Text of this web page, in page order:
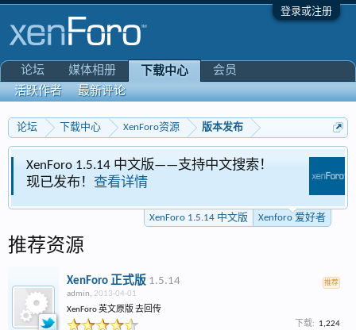
登录或注册
论坛 下载中心 XenForo资源 版本发布
中文版——支持中文搜索！
查看详情
XenForo 1.5.14 中文版 Xenforo 爱好者
推荐资源
推荐
XenForo 正式版 1.5.14
admin, 2013-04-01
XenForo 英文原版 去回传
下载:
1,224
论坛 媒体相册
下载中心
活跃作者
最新评论
会员